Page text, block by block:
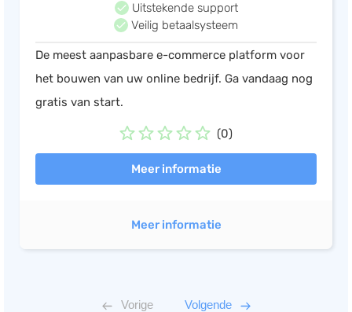
Uitstekende support
Veilig betaalsysteem
De meest aanpasbare e-commerce platform voor
het bouwen van uw online bedrijf. Ga vandaag nog
gratis van start.
(0)
Meer informatie
Meer informatie
Vorige Volgende